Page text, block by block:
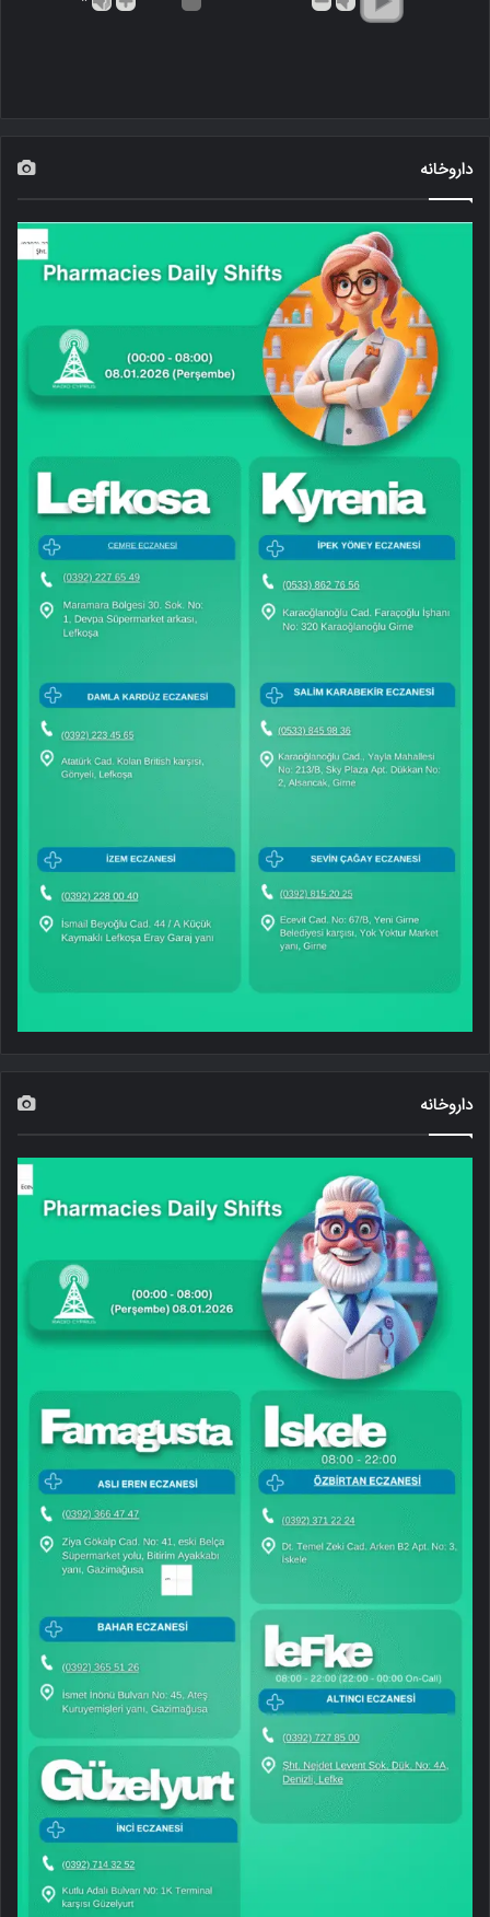
داروخانه
داروخانه